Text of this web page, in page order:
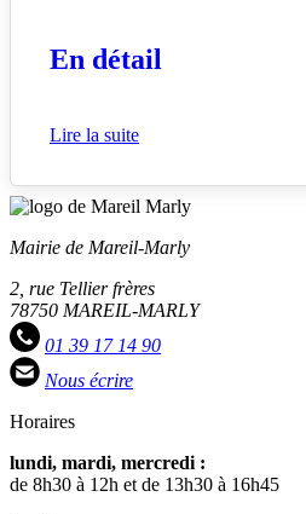
En détail
Lire la suite
Mairie de Mareil-Marly
2, rue Tellier frères
78750 MAREIL-MARLY
01 39 17 14 90
Nous écrire
Horaires
lundi, mardi, mercredi :
de 8h30 à 12h et de 13h30 à 16h45